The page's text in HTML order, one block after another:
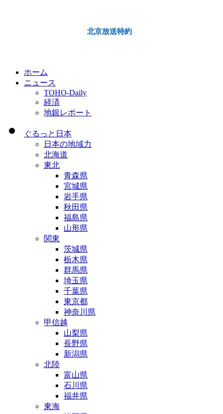
北京放送特約
ホーム
ニュース
TOHO-Daily
経済
地銀レポート
ぐるっと日本
日本の地域力
北海道
東北
青森県
宮城県
岩手県
秋田県
福島県
山形県
関東
茨城県
栃木県
群馬県
埼玉県
千葉県
東京都
神奈川県
甲信越
山梨県
長野県
新潟県
北陸
富山県
石川県
福井県
東海